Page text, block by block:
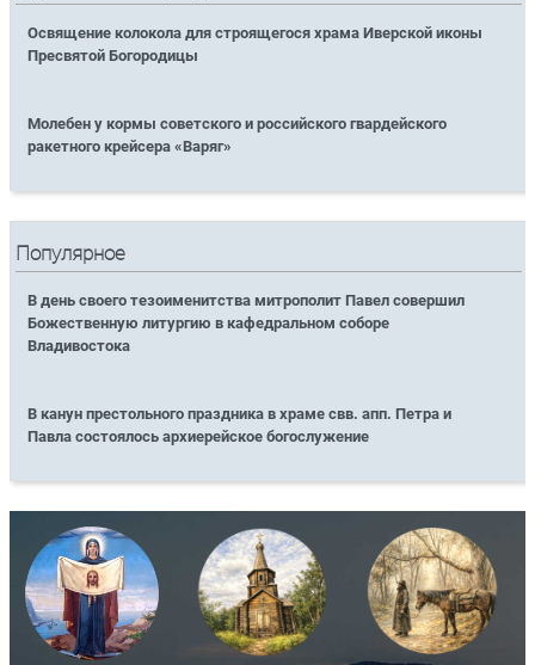
Освящение колокола для строящегося храма Иверской иконы
Пресвятой Богородицы
Молебен у кормы советского и российского гвардейского
ракетного крейсера «Варяг»
Популярное
В день своего тезоименитства митрополит Павел совершил
Божественную литургию в кафедральном соборе
Владивостока
В канун престольного праздника в храме свв. апп. Петра и
Павла состоялось архиерейское богослужение